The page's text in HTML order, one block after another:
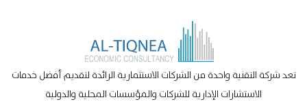
تعد شركة التقنية واحدة من الشركات الاستثمارية الرائدة لتقديم أفضل خدمات
الاستشارات الإدارية للشركات والمؤسسات المحلية والدولية